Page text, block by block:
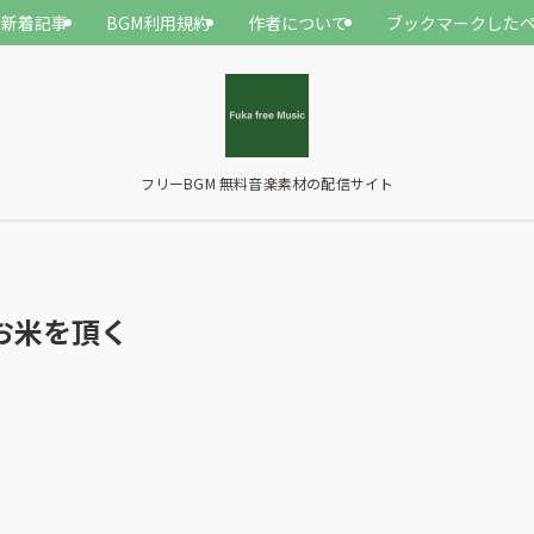
フリーBGM 無料音楽素材の配信サイト
新着記事 BGM利用規約 作者について ブックマークした
米を頂く